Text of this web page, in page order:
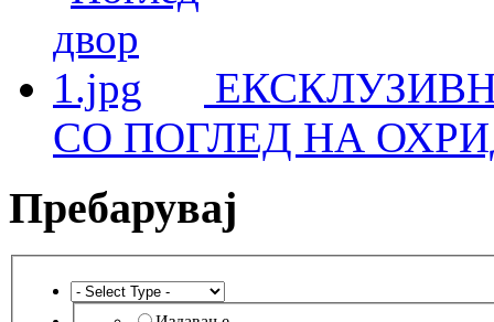
СО ПОГЛЕД НА
Пребарувај